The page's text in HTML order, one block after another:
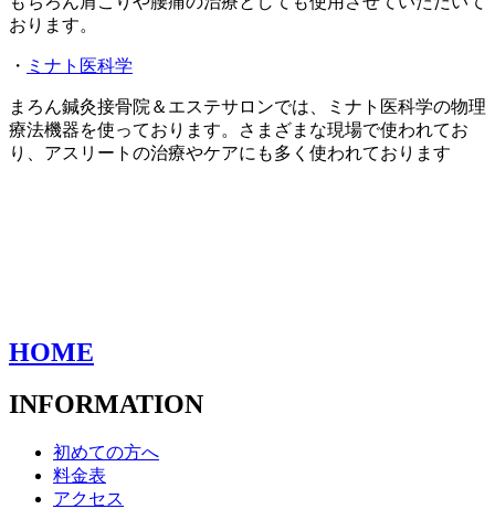
おります。
・ ミナト医科学
まろん鍼灸接骨院＆エステサロンでは、ミナト医科学の物理
療法機器を使っております。さまざまな現場で使われてお
り、アスリートの治療やケアにも多く使われております
HOME
INFORMATION
初めての方へ
料金表
アクセス